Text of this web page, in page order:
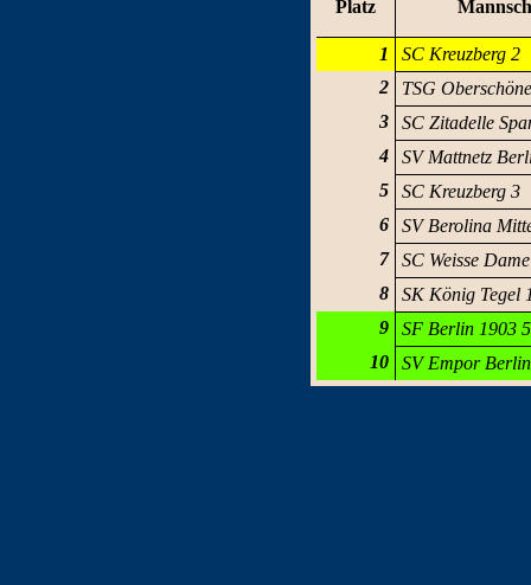
Platz
1
SC Kreuzberg 2
2
TSG
3
SC Zitadelle
4
SV Mattnetz
5
SC Kreuzberg 3
6
SV Berolina
7
SC Weisse
8
SK König Tegel
9
SF Berlin 1903 5
10
SV Empor